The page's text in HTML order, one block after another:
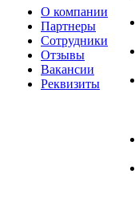
О компании
Партнеры
Сотрудники
Отзывы
Вакансии
Реквизиты